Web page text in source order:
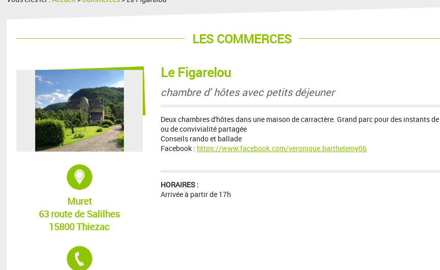
LES COMMERCES
Le Figarelou
chambre d' hôtes avec petits déjeuner
Deux chambres d'hôtes dans une maison de carractère. Grand parc pour des instants
ou de convivialité partagée
Conseils rando et ballade
Facebook : https://www.facebook.com/veronique.barthelemy06
HORAIRES :
Arrivée à partir de 17h
Muret
63 route de Salilhes
15800 Thiezac